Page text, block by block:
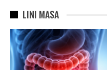
LINI MASA